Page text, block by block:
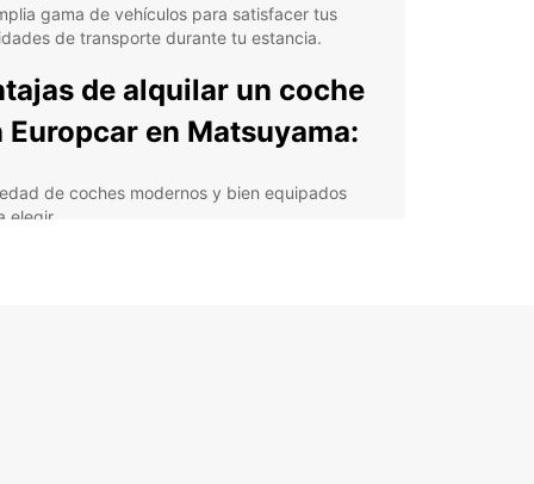
gama de vehículos para satisfacer tus
de transporte durante tu estancia.
de alquilar un coche
Europcar en Matsuyama:
de coches modernos y bien equipados
elegir